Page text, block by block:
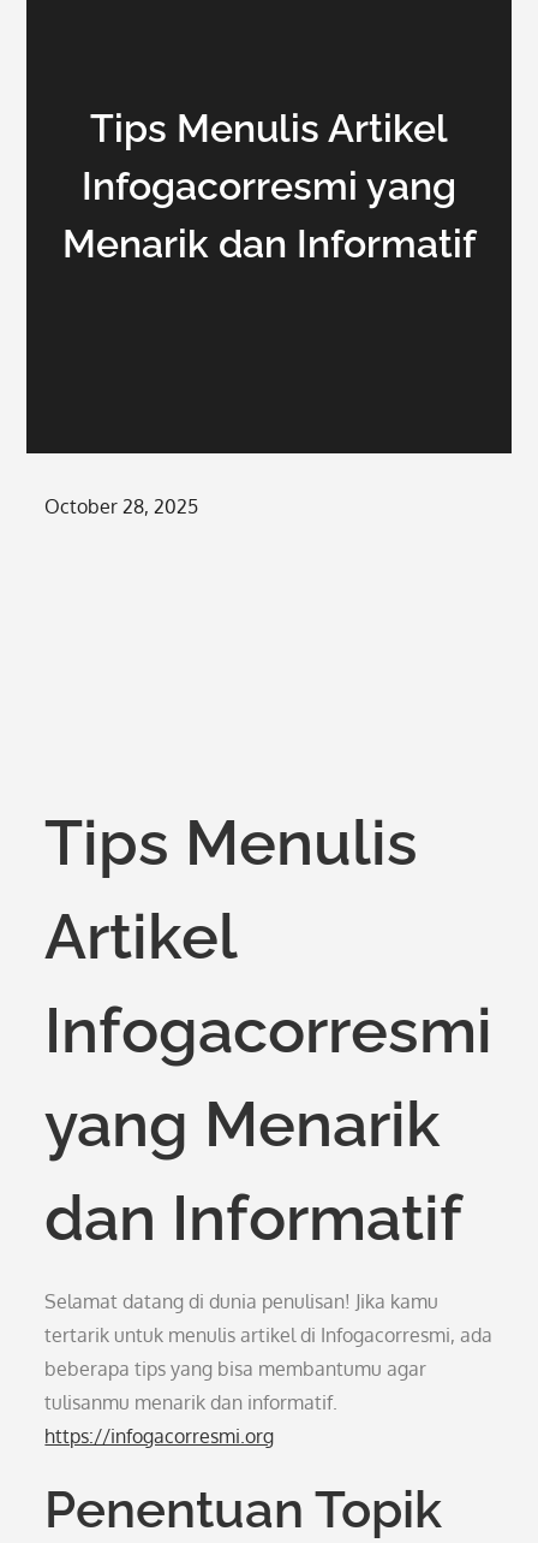
Tips Menulis Artikel
Infogacorresmi yang
Menarik dan Informatif
Posted
October 28, 2025
Tips Menulis
Artikel
Infogacorresmi
yang Menarik
dan Informatif
Selamat datang di dunia penulisan! Jika kamu
tertarik untuk menulis artikel di Infogacorresmi, ada
beberapa tips yang bisa membantumu agar
tulisanmu menarik dan informatif.
https://infogacorresmi.org
Penentuan Topik